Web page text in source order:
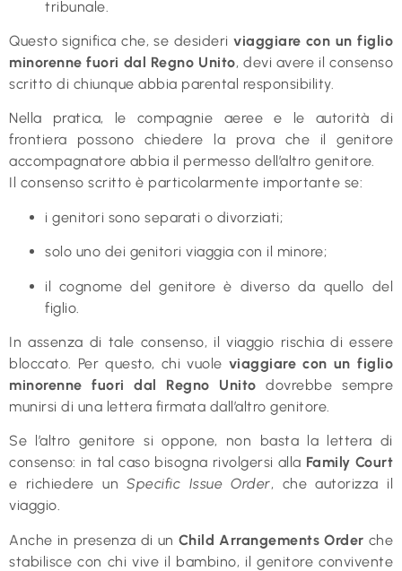
tribunale.
Questo significa che, se desideriviaggiare con un figlio
minorenne fuori dal Regno Unito, devi avere il consenso
scritto di chiunque abbia parental responsibility.
Nella pratica, le compagnie aeree e le autorità di
frontiera possono chiedere la prova che il genitore
accompagnatore abbia il permesso dell’altro genitore.
Il consenso scritto è particolarmente importante se:
i genitori sono separati o divorziati;
solo uno dei genitori viaggia con il minore;
il cognome del genitore è diverso da quello del
figlio.
In assenza di tale consenso, il viaggio rischia di essere
bloccato. Per questo, chi vuole viaggiare con un figlio
minorenne fuori dal Regno Unito dovrebbe sempre
munirsi di una lettera firmata dall’altro genitore.
Se l’altro genitore si oppone, non basta la lettera di
consenso: in tal caso bisogna rivolgersi alla Family Court
e richiedere unSpecific Issue Order, che autorizza il
viaggio.
Anche in presenza di un Child Arrangements Order che
stabilisce con chi vive il bambino, il genitore convivente